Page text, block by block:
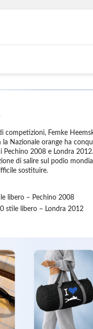
competizioni, Femke
la Nazionale orange ha
Pechino 2008 e Londra
di salire sul podio
sostituire.
libero – Pechino 2008
stile libero – Londra 2012